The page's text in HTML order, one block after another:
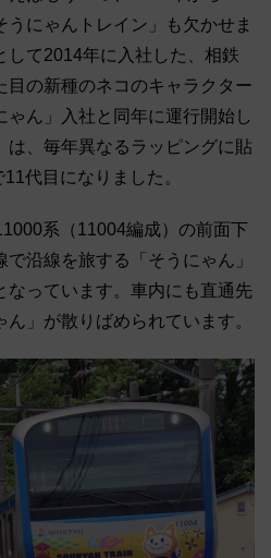
にゃんトレイン」も欠かせま
して2014年に入社した、相鉄
目の新種のネコのキャラクター
ゃん」入社と同年に運行開始し
は、毎年異なるラッピングに貼
代目になりました。
系（11004編成）の前面下
沿線を旅する「そうにゃん」
なっています。車内にも直通先
」が散りばめられています。